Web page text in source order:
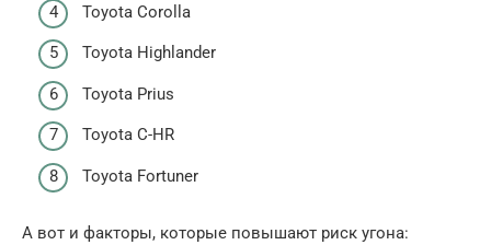
Toyota Corolla
Toyota Highlander
Toyota Prius
Toyota C-HR
Toyota Fortuner
А вот и факторы, которые повышают риск угона: